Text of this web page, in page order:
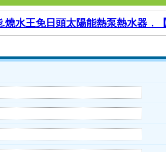
燒水王免日頭太陽能熱泵熱水器．